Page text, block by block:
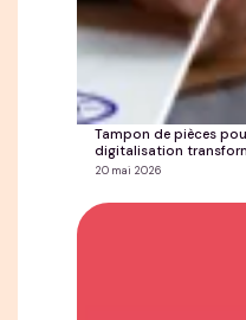
Tampon de pièces
digitalisation
20 mai 2026